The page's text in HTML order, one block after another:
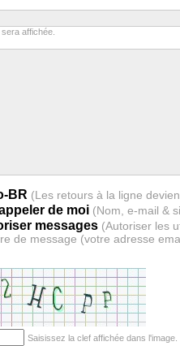
affichée.
BR
de moi (Nom, e-mail &
messages (Autoriser les
de message (votre adresse
Saisissez la clef affichée dans